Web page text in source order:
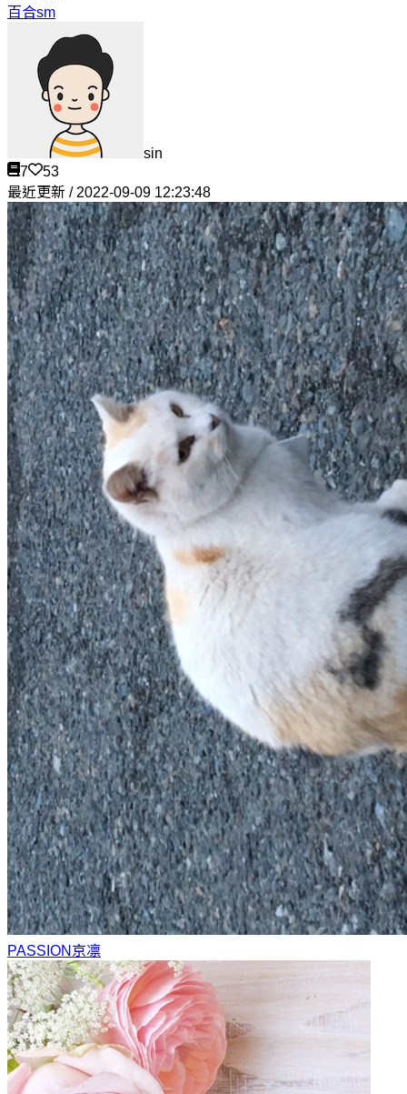
百合sm
sin
7
53
最近更新 / 2022-09-09 12:23:48
PASSION 京凛